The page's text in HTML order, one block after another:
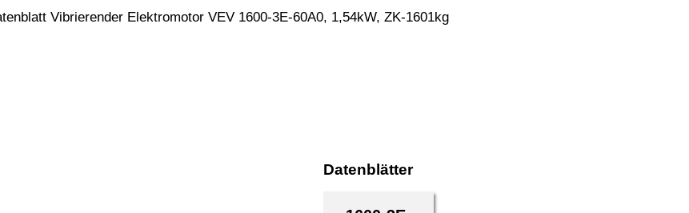
Vibrierender Elektromotor VEV 1600-3E-60A0, 1,54kW, ZK-1601kg
Datenblätter